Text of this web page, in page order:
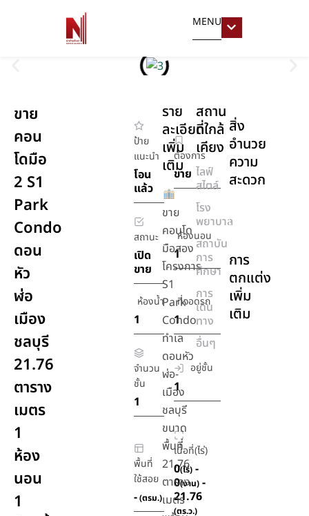
MENU
ขาย
คอน
โดมือ
2 S1
Park
Condo
ดอน
หัว
ฬ่อ
เมือง
ชลบุรี
21.76
ตาราง
เมตร
1
ห้อง
นอน
1
ป้าย
แนะนำ
โอน
แล้ว
ต้องการ
ขาย
สถานะ
เปิด
ขาย
ห้องนอน
1
ห้องน้ำ
1
ที่จอดรถ
1
จำนวน
ชั้น
1
อยู่ชั้น
1
พื้นที่
ใช้สอย
-(ตรม.)
เนื้อที่(ไร่)
0(ไร่) -
0(งาน) -
21.76
(ตร.ว.)
ราย
ละเอียด
เพิ่ม
เติม
ขาย
คอนโด
มือสอง
โครงการ
S1
Park
Condo
ทำเล
ดอนหัว
ฬ่อ-
เมือง
ชลบุรี
ขนาด
พื้นที่
21.76
ตาราง
เมตร
สถาน
ที่ใกล้
เคียง
ไลฟ์
สไตล์
โรง
พยาบาล
สถาบัน
การ
ศึกษา
การ
เดิน
ทาง
อื่นๆ
สิ่ง
อำนวย
ความ
สะดวก
การ
ตกแต่ง
เพิ่ม
เติม